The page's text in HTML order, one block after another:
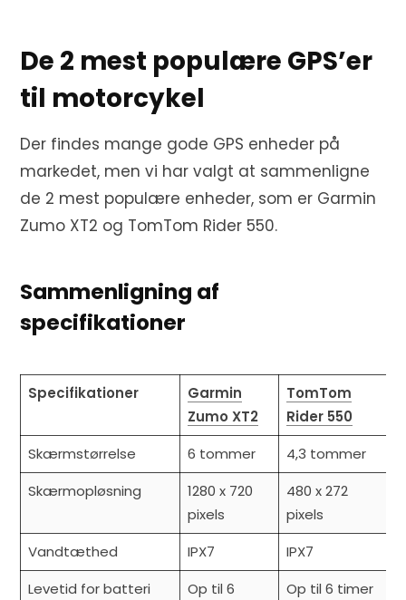
De 2 mest populære GPS’er
til motorcykel
Der findes mange gode GPS enheder på
markedet, men vi har valgt at sammenligne
de 2 mest populære enheder, som er Garmin
Zumo XT2 og TomTom Rider 550.
Sammenligning af
specifikationer
Specifikationer
Garmin
Zumo XT2
TomTom
Rider 550
Skærmstørrelse
6 tommer
4,3 tommer
Skærmopløsning
1280 x 720
pixels
480 x 272
pixels
Vandtæthed
IPX7
IPX7
Levetid for batteri
Op til 6
Op til 6 timer